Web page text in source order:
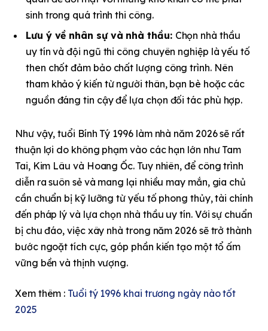
sinh trong quá trình thi công.​
Lưu ý về nhân sự và nhà thầu: Chọn nhà thầu
uy tín và đội ngũ thi công chuyên nghiệp là yếu tố
then chốt đảm bảo chất lượng công trình. Nên
tham khảo ý kiến từ người thân, bạn bè hoặc các
nguồn đáng tin cậy để lựa chọn đối tác phù hợp.
Như vậy, tuổi Bính Tý 1996 làm nhà năm 2026 sẽ rất
thuận lợi do không phạm vào các hạn lớn như Tam
Tai, Kim Lâu và Hoang Ốc. Tuy nhiên, để công trình
diễn ra suôn sẻ và mang lại nhiều may mắn, gia chủ
cần chuẩn bị kỹ lưỡng từ yếu tố phong thủy, tài chính
đến pháp lý và lựa chọn nhà thầu uy tín. Với sự chuẩn
bị chu đáo, việc xây nhà trong năm 2026 sẽ trở thành
bước ngoặt tích cực, góp phần kiến tạo một tổ ấm
vững bền và thịnh vượng.
Xem thêm : Tuổi tý 1996 khai trương ngày nào tốt
2025